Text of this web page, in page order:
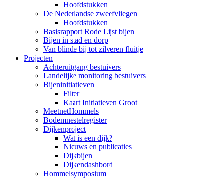
Hoofdstukken
De Nederlandse zweefvliegen
Hoofdstukken
Basisrapport Rode Lijst bijen
Bijen in stad en dorp
Van blinde bij tot zilveren fluitje
Projecten
Achteruitgang bestuivers
Landelijke monitoring bestuivers
Bijeninitiatieven
Filter
Kaart Initiatieven Groot
MeetnetHommels
Bodemnestelregister
Dijkenproject
Wat is een dijk?
Nieuws en publicaties
Dijkbijen
Dijkendashbord
Hommelsymposium